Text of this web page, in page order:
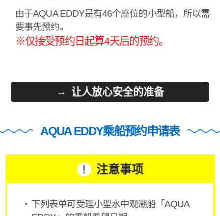
由于AQUA EDDY是有46个座位的小型船，所以需
要事先预约。
※仅接受预约日起算4天后的预约。
让人放心安全的准备
AQUA EDDY乘船预约申请表
注意事项
下列表单可受理小型水中观潮船「AQUA